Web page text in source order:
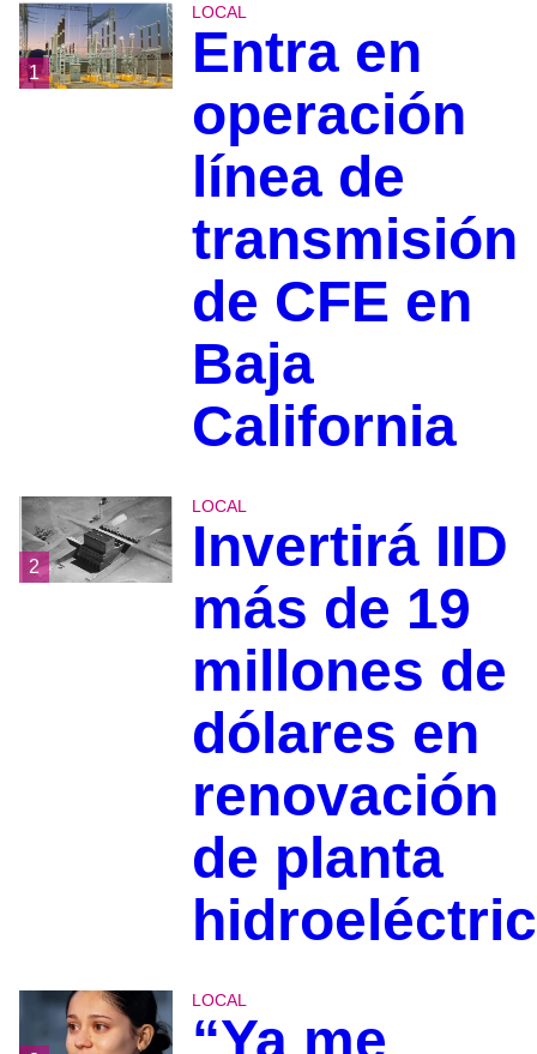
1
LOCAL
Entra en
operación
línea de
transmisión
de CFE en
Baja
California
2
LOCAL
Invertirá IID
más de 19
millones de
dólares en
renovación
de planta
LOCAL
“Ya me